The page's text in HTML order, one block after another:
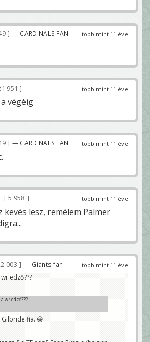
több mint 11 éve
— CARDINALS FAN
több mint 11 éve
951
végéig
több mint 11 éve
— CARDINALS FAN
több mint 11 éve
5 958
kevés lesz, remélem Palmer
több mint 11 éve
003 — Giants fan
edző???
wr edző???
Gilbride fia. 😀